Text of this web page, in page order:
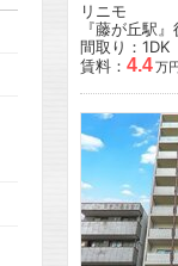
リニモ
『藤が丘駅
間取り：1DK
賃料： 4.4万